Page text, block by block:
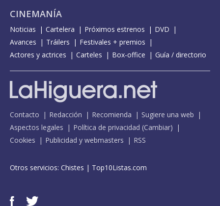
CINEMANÍA
Noticias Cartelera Próximos estrenos
DVD
Avances
Tráilers
Festivales + premios
Actores y actrices
Carteles Box-office Guía / directorio
Contacto Redacción Recomienda
Sugiere una web
Aspectos legales
Política de privacidad (Cambiar)
Cookies
Publicidad y webmasters RSS
Otros servicios: Chistes | Top10Listas.com